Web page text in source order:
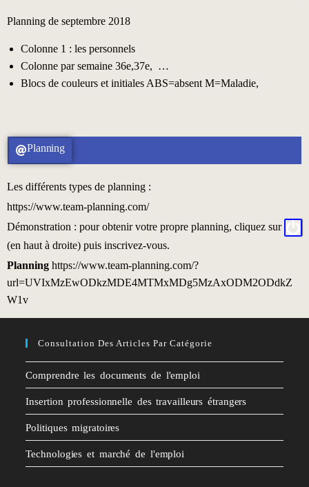
Planning de septembre 2018
Colonne 1 : les personnels
Colonne par semaine 36e,37e, …
Blocs de couleurs et initiales ABS=absent M=Maladie,
Planning
Les différents types de planning :
https://www.team-planning.com/
Démonstration : pour obtenir votre propre planning, cliquez sur
(en haut à droite) puis inscrivez-vous.
Planning https://www.team-planning.com/?
url=UVIxMzEwODkzMDE4MTMxMDg5MzAxODM2ODdkZ
W1v
Consultation Des Articles Par Catégorie
Comprendre les documents de l'emploi
Insertion professionnelle des travailleurs étrangers
Politiques migratoires
Technologies et marché de l'emploi